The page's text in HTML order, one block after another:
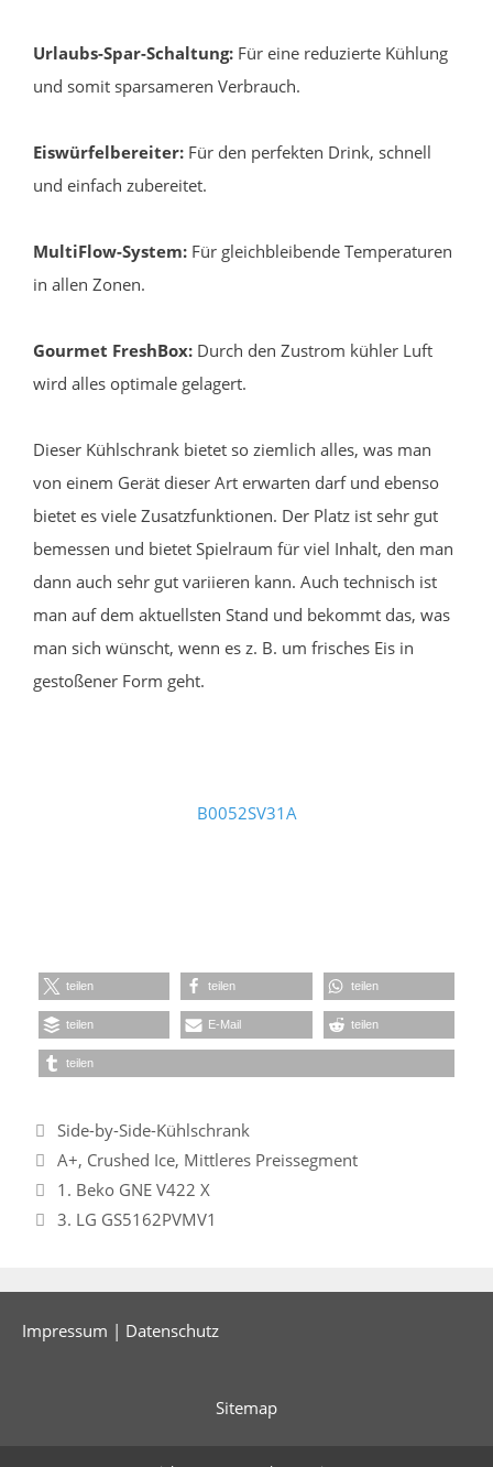
Urlaubs-Spar-Schaltung: Für eine reduzierte Kühlung
und somit sparsameren Verbrauch.
Eiswürfelbereiter: Für den perfekten Drink, schnell
und einfach zubereitet.
MultiFlow-System: Für gleichbleibende Temperaturen
in allen Zonen.
Gourmet FreshBox: Durch den Zustrom kühler Luft
wird alles optimale gelagert.
Dieser Kühlschrank bietet so ziemlich alles, was man
von einem Gerät dieser Art erwarten darf und ebenso
bietet es viele Zusatzfunktionen. Der Platz ist sehr gut
bemessen und bietet Spielraum für viel Inhalt, den man
dann auch sehr gut variieren kann. Auch technisch ist
man auf dem aktuellsten Stand und bekommt das, was
man sich wünscht, wenn es z. B. um frisches Eis in
gestoßener Form geht.
B0052SV31A
teilen teilen teilen
teilen E-Mail teilen
teilen
Kategorien
Side-by-Side-Kühlschrank
Schlagwörter
A+, Crushed Ice, Mittleres Preissegment
1. Beko GNE V422 X
3. LG GS5162PVMV1
Impressum | Datenschutz
Sitemap